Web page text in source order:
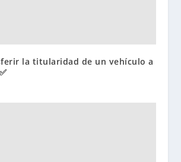
la titularidad de un vehículo a